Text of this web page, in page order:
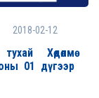
2018-02-12
Хөдөлмө
01 дүгээр